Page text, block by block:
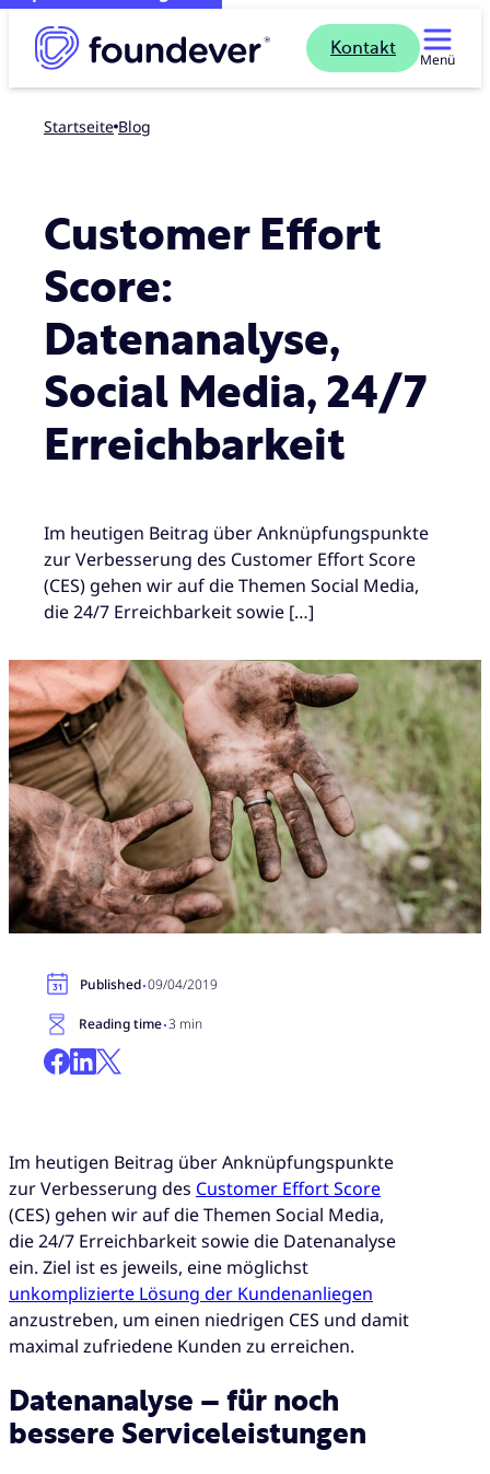
Kontakt
Menü
Startseite blog
Customer Effort
Score:
Datenanalyse,
Social Media, 24/7
Erreichbarkeit
Im heutigen Beitrag über Anknüpfungspunkte
zur Verbesserung des Customer Effort Score
(CES) gehen wir auf die Themen Social Media,
die 24/7 Erreichbarkeit sowie […]
Published·09/04/2019
Reading time·3 min
Im heutigen Beitrag über Anknüpfungspunkte
zur Verbesserung des Customer Effort Score
(CES) gehen wir auf die Themen Social Media,
die 24/7 Erreichbarkeit sowie die Datenanalyse
ein. Ziel ist es jeweils, eine möglichst
unkomplizierte Lösung der Kundenanliegen
anzustreben, um einen niedrigen CES und damit
maximal zufriedene Kunden zu erreichen.
Datenanalyse – für noch
bessere Serviceleistungen